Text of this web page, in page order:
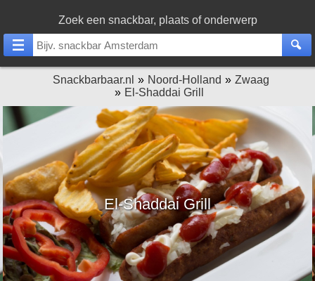
Zoek een snackbar, plaats of onderwerp
Snackbarbaar.nl Noord-Holland
Zwaag
El-Shaddai Grill
El-Shaddai Grill